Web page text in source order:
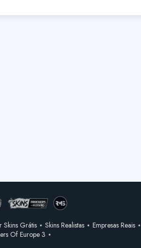
Skins Grátis ⋆ Skins Realistas ⋆ Empresas Reais
Of Europe 3 ⋆